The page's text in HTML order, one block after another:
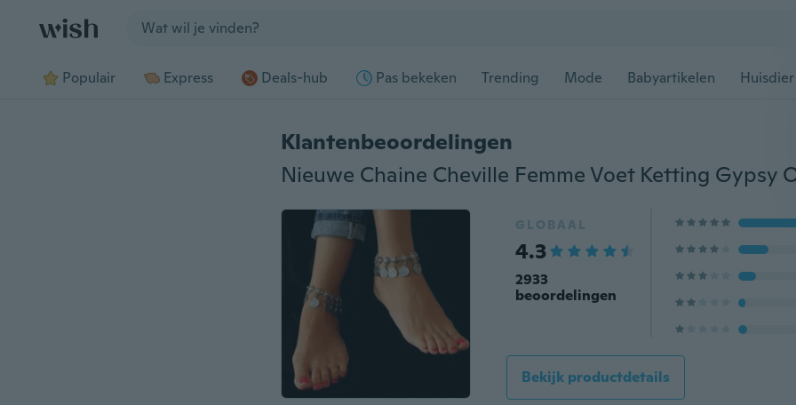
Populair Express Deals-hub Pas bekeken Trending Mode Babyartikelen
Klantenbeoordelingen
GLOBAAL
4.3
2933
beoordelingen
Bekijk productdetails